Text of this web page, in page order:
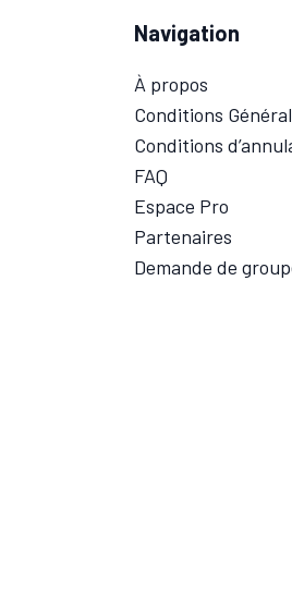
Navigation
À propos
Conditions
Conditions
FAQ
Espace Pro
Partenaires
Demande de